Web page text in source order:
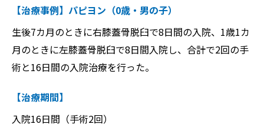
【治療事例】パピヨン（0歳・男の子）
生後7カ月のときに右膝蓋骨脱臼で8日間の入院、1歳1カ
月のときに左膝蓋骨脱臼で8日間入院し、合計で2回の手
術と16日間の入院治療を行った。
【治療期間】
入院16日間（手術2回）